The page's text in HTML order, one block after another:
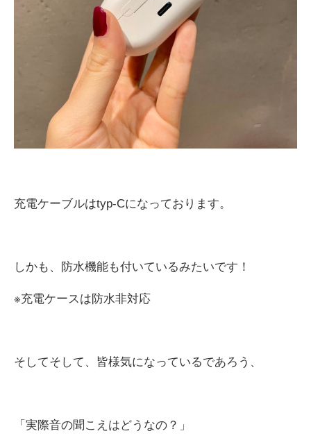
充電ケーブルはtyp-Cになっております。
しかも、防水機能も付いているみたいです！
※充電ケースは防水非対応
そしてそして、皆様気になっているであろう、
「実際音の聞こえはどうなの？」